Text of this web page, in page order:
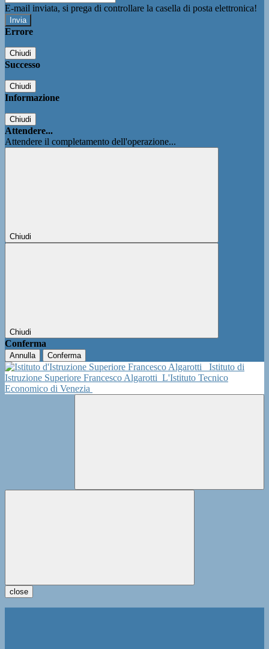
E-mail inviata, si prega di controllare la casella di posta elettronica!
Errore
Chiudi
Successo
Chiudi
Informazione
Chiudi
Attendere...
Attendere il completamento dell'operazione...
Chiudi
Chiudi
Conferma
Annulla Conferma
Istituto di
Istruzione Superiore Francesco Algarotti L'Istituto Tecnico
Economico di Venezia
close